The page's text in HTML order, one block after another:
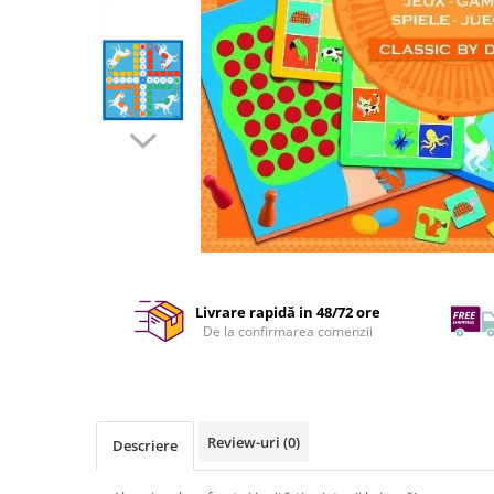
Livrare rapidă in 48/72 ore
De la confirmarea comenzii
Descriere Review-uri (0)